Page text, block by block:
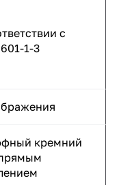
с
1-3
кремний